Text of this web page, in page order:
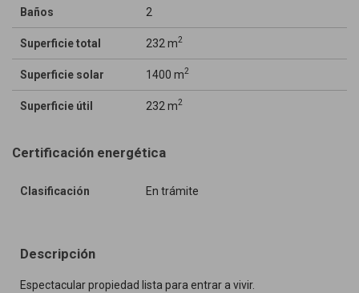
Baños 2
Superficie total 232 m2
Superficie solar 1400 m2
Superficie útil 232 m2
Certificación energética
Clasificación En trámite
Descripción
Espectacular propiedad lista para entrar a vivir.